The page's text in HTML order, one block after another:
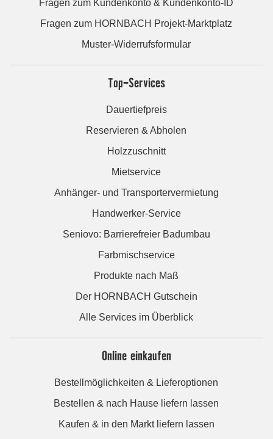
Fragen zum Kundenkonto & Kundenkonto-ID
Fragen zum HORNBACH Projekt-Marktplatz
Muster-Widerrufsformular
Top-Services
Dauertiefpreis
Reservieren & Abholen
Holzzuschnitt
Mietservice
Anhänger- und Transportervermietung
Handwerker-Service
Seniovo: Barrierefreier Badumbau
Farbmischservice
Produkte nach Maß
Der HORNBACH Gutschein
Alle Services im Überblick
Online einkaufen
Bestellmöglichkeiten & Lieferoptionen
Bestellen & nach Hause liefern lassen
Kaufen & in den Markt liefern lassen